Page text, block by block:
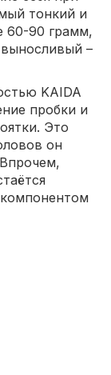
тонкий и
60-90 грамм,
–
KAIDA
пробки и
Это
он
бланка;